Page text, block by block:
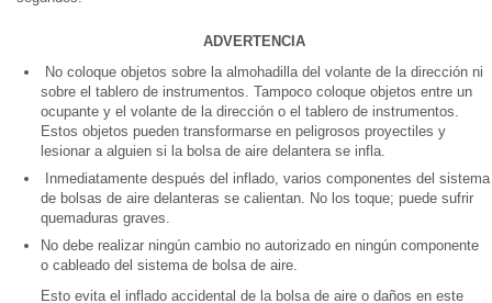
ADVERTENCIA
No coloque objetos sobre la almohadilla del volante de la dirección ni
sobre el tablero de instrumentos. Tampoco coloque objetos entre un
ocupante y el volante de la dirección o el tablero de instrumentos.
Estos objetos pueden transformarse en peligrosos proyectiles y
lesionar a alguien si la bolsa de aire delantera se infla.
Inmediatamente después del inflado, varios componentes del sistema
de bolsas de aire delanteras se calientan. No los toque; puede sufrir
quemaduras graves.
No debe realizar ningún cambio no autorizado en ningún componente
o cableado del sistema de bolsa de aire.
Esto evita el inflado accidental de la bolsa de aire o daños en este